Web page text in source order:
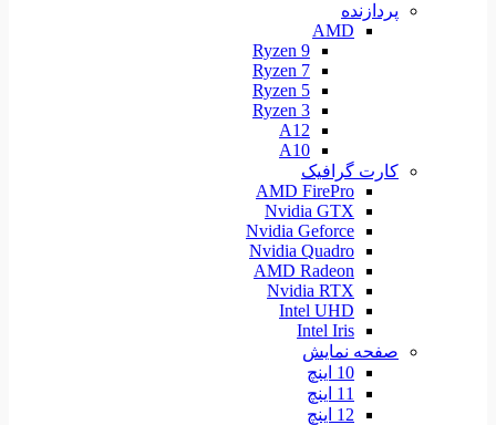
پردازنده
AMD
Ryzen 9
Ryzen 7
Ryzen 5
Ryzen 3
A12
A10
کارت گرافیک
AMD FirePro
Nvidia GTX
Nvidia Geforce
Nvidia Quadro
AMD Radeon
Nvidia RTX
Intel UHD
Intel Iris
صفحه نمایش
10 اینچ
11 اینچ
12 اینچ